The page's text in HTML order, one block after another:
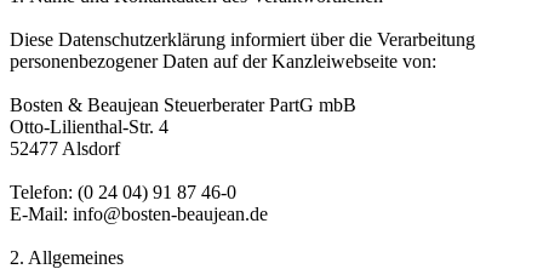
Diese Datenschutzerklärung informiert über die Verarbeitung
personenbezogener Daten auf der Kanzleiwebseite von:
Bosten & Beaujean Steuerberater PartG mbB
Otto-Lilienthal-Str. 4
52477 Alsdorf
Telefon: (0 24 04) 91 87 46-0
E-Mail: info@bosten-beaujean.de
2. Allgemeines